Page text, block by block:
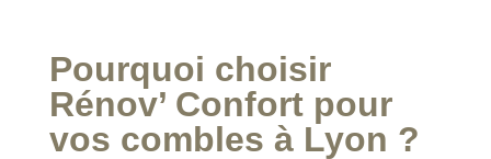
Pourquoi choisir
Rénov’ Confort pour
vos combles à Lyon ?